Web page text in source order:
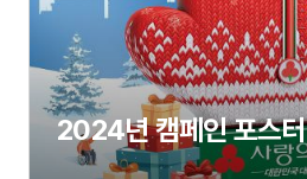
2024년 캠페인 포스터